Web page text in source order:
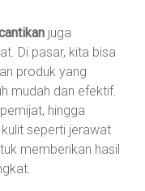
juga
Di pasar, kita bisa
produk yang
mudah dan efektif.
hingga
seperti jerawat
memberikan hasil